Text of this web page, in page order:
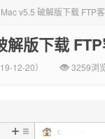
v5.5 破解版下载 FTP
版下载
12-20） 3259浏